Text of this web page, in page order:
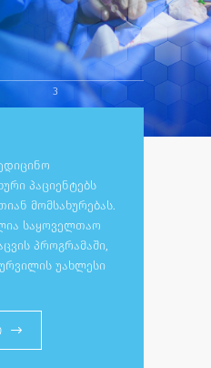
3
პაციენტებს
მომსახურებას.
საყოველთაო
პროგრამაში,
უახლესი